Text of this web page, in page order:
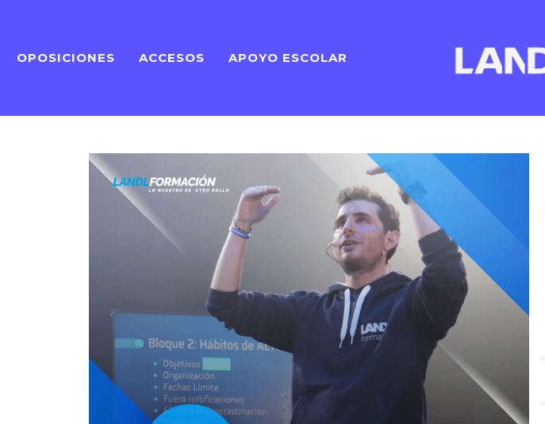
OPOSICIONES ACCESOS APOYO ESCOLAR